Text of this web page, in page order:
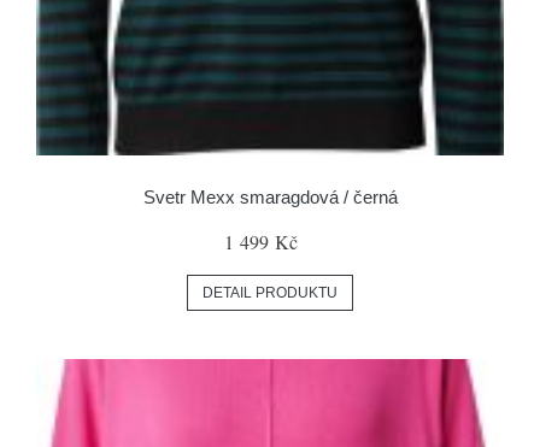
Svetr Mexx smaragdová / černá
1 499 Kč
DETAIL PRODUKTU